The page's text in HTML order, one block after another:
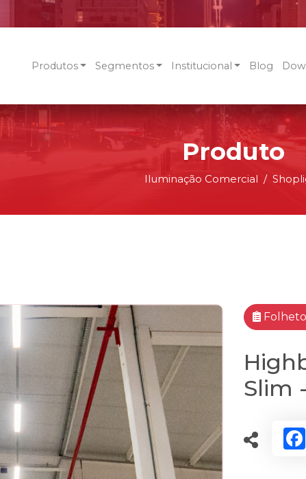
Produtos Segmentos Institucional Blog
Produto
Iluminação Comercial
Slim